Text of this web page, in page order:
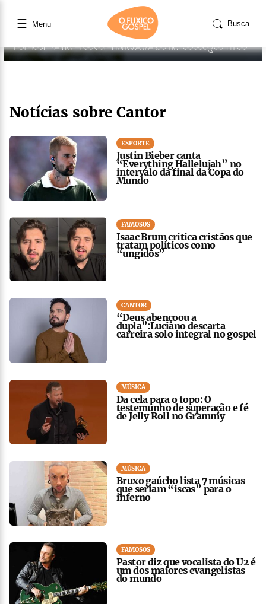
☰ Menu Busca
Notícias sobre Cantor
ESPORTE
Justin Bieber canta
“Everything Hallelujah” no
intervalo da final da Copa do
Mundo
FAMOSOS
Isaac Brum critica cristãos que
tratam políticos como
“ungidos”
CANTOR
“Deus abençoou a
dupla”:Luciano descarta
carreira solo integral no gospel
MÚSICA
Da cela para o topo: O
testemunho de superação e fé
de Jelly Roll no Grammy
MÚSICA
Bruxo gaúcho lista 7 músicas
que seriam “iscas” para o
inferno
FAMOSOS
Pastor diz que vocalista do U2 é
um dos maiores evangelistas
do mundo